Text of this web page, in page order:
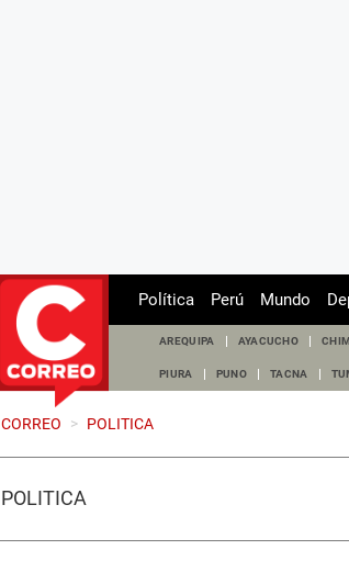
Política Perú Mundo
AREQUIPA AYACUCHO
PIURA PUNO TACNA
CORREO > POLITICA
POLÍTICA